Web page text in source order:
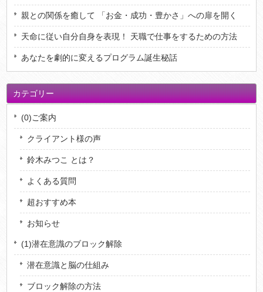
親との関係を癒して 「お金・成功・豊かさ」への扉を開く
天命に従い自分自身を表現！ 天職で仕事をするための方法
あなたを劇的に変えるプログラム誕生秘話
カテゴリー
(0)ご案内
クライアント様の声
鈴木みつこ とは？
よくある質問
超おすすめ本
お知らせ
(1)潜在意識のブロック解除
潜在意識と脳の仕組み
ブロック解除の方法